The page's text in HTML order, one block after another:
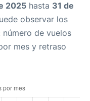
2025 hasta 31 de
observar los
de vuelos
mes y retraso